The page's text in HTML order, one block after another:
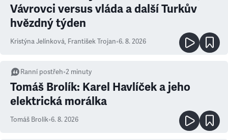
Vávrovci versus vláda a další Turkův
hvězdný týden
Kristýna Jelínková, František Trojan•6. 8. 2026
Ranní postřeh•2 minuty
Tomáš Brolík: Karel Havlíček a jeho
elektrická morálka
Tomáš Brolík•6. 8. 2026